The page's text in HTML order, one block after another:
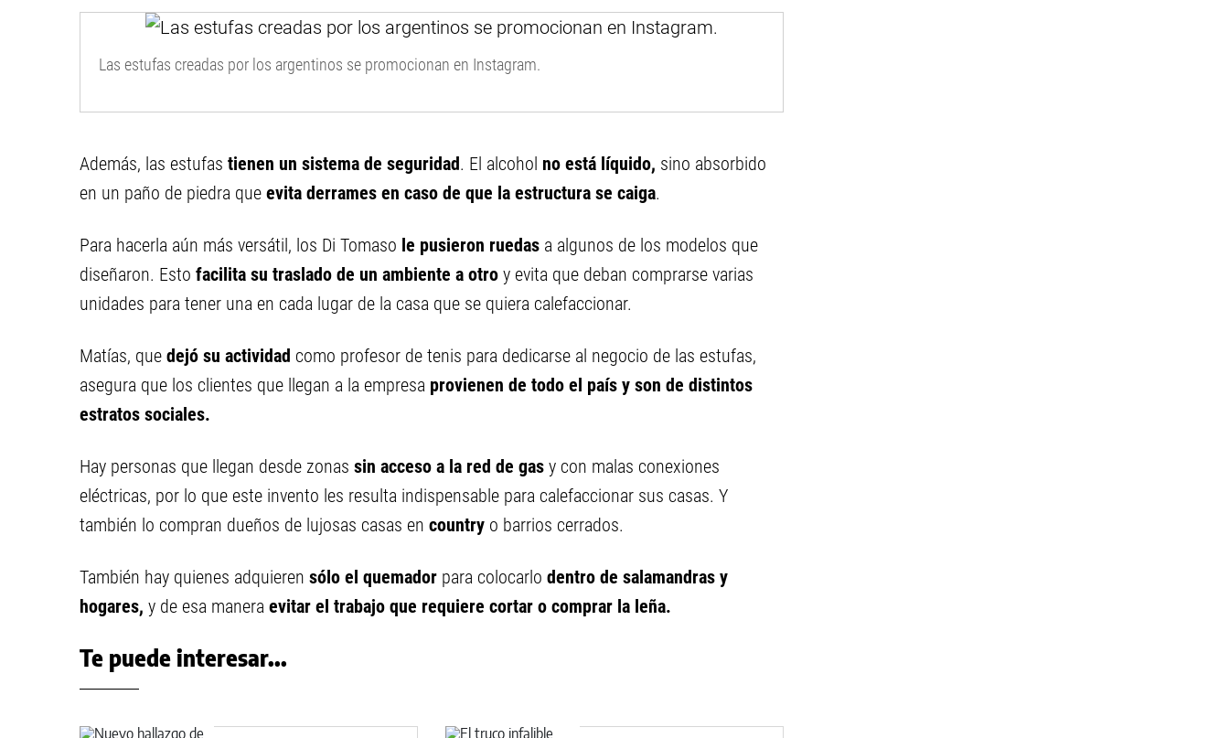
Las estufas creadas por los argentinos se promocionan en Instagram.
Además, las estufas tienen un sistema de seguridad. El alcohol no está líquido, sino absorbido
en un paño de piedra que evita derrames en caso de que la estructura se caiga.
Para hacerla aún más versátil, los Di Tomaso le pusieron ruedas a algunos de los modelos que
diseñaron. Esto facilita su traslado de un ambiente a otro y evita que deban comprarse varias
unidades para tener una en cada lugar de la casa que se quiera calefaccionar.
Matías, que dejó su actividad como profesor de tenis para dedicarse al negocio de las estufas,
asegura que los clientes que llegan a la empresa provienen de todo el país y son de distintos
estratos sociales.
Hay personas que llegan desde zonas sin acceso a la red de gas y con malas conexiones
eléctricas, por lo que este invento les resulta indispensable para calefaccionar sus casas. Y
también lo compran dueños de lujosas casas en country o barrios cerrados.
También hay quienes adquieren sólo el quemador para colocarlo dentro de salamandras y
hogares, y de esa manera evitar el trabajo que requiere cortar o comprar la leña.
Te puede interesar...